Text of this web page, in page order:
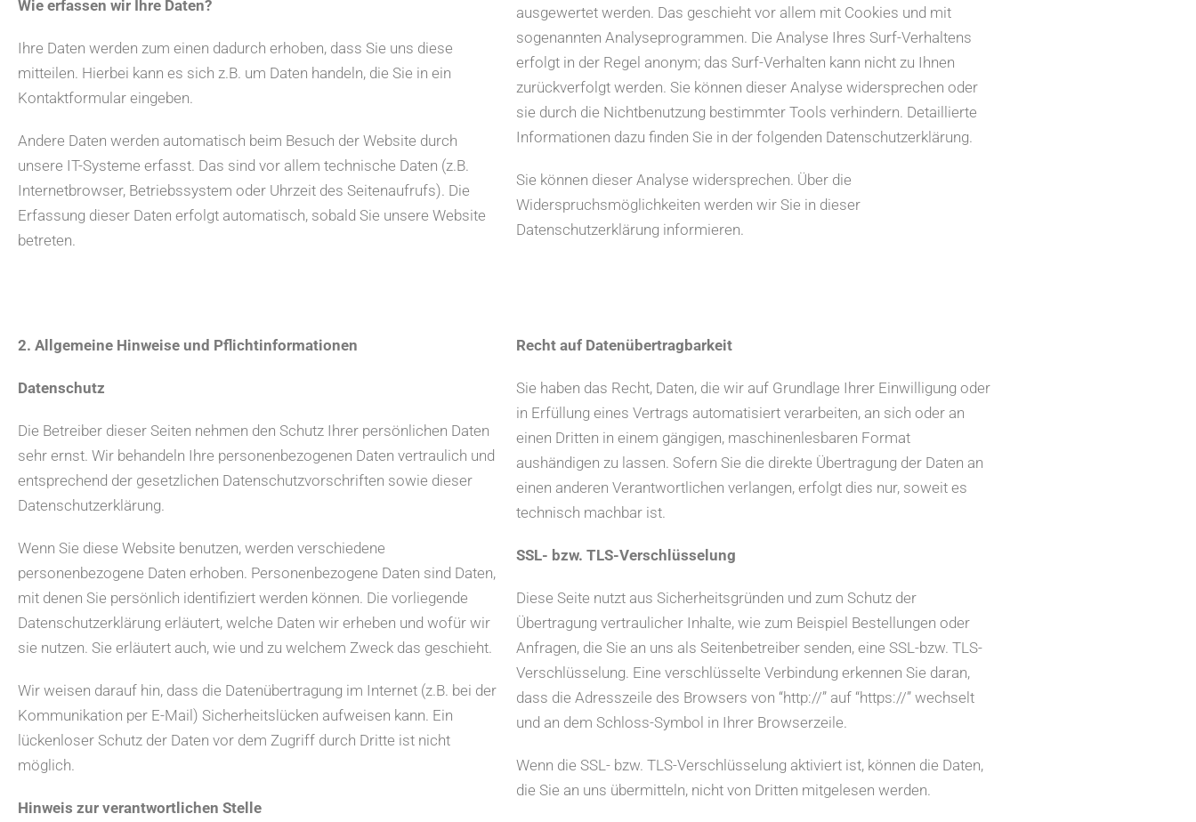
Wie erfassen wir Ihre Daten?
Ihre Daten werden zum einen dadurch erhoben, dass Sie uns diese
mitteilen. Hierbei kann es sich z.B. um Daten handeln, die Sie in ein
Kontaktformular eingeben.
Andere Daten werden automatisch beim Besuch der Website durch
unsere IT-Systeme erfasst. Das sind vor allem technische Daten (z.B.
Internetbrowser, Betriebssystem oder Uhrzeit des Seitenaufrufs). Die
Erfassung dieser Daten erfolgt automatisch, sobald Sie unsere Website
betreten.
ausgewertet werden. Das geschieht vor allem mit Cookies und mit
sogenannten Analyseprogrammen. Die Analyse Ihres Surf-Verhaltens
erfolgt in der Regel anonym; das Surf-Verhalten kann nicht zu Ihnen
zurückverfolgt werden. Sie können dieser Analyse widersprechen oder
sie durch die Nichtbenutzung bestimmter Tools verhindern. Detaillierte
Informationen dazu finden Sie in der folgenden Datenschutzerklärung.
Sie können dieser Analyse widersprechen. Über die
Widerspruchsmöglichkeiten werden wir Sie in dieser
Datenschutzerklärung informieren.
2. Allgemeine Hinweise und Pflichtinformationen
Datenschutz
Die Betreiber dieser Seiten nehmen den Schutz Ihrer persönlichen Daten
sehr ernst. Wir behandeln Ihre personenbezogenen Daten vertraulich und
entsprechend der gesetzlichen Datenschutzvorschriften sowie dieser
Datenschutzerklärung.
Wenn Sie diese Website benutzen, werden verschiedene
personenbezogene Daten erhoben. Personenbezogene Daten sind Daten,
mit denen Sie persönlich identifiziert werden können. Die vorliegende
Datenschutzerklärung erläutert, welche Daten wir erheben und wofür wir
sie nutzen. Sie erläutert auch, wie und zu welchem Zweck das geschieht.
Wir weisen darauf hin, dass die Datenübertragung im Internet (z.B. bei der
Kommunikation per E-Mail) Sicherheitslücken aufweisen kann. Ein
lückenloser Schutz der Daten vor dem Zugriff durch Dritte ist nicht
möglich.
Hinweis zur verantwortlichen Stelle
Recht auf Datenübertragbarkeit
Sie haben das Recht, Daten, die wir auf Grundlage Ihrer Einwilligung oder
in Erfüllung eines Vertrags automatisiert verarbeiten, an sich oder an
einen Dritten in einem gängigen, maschinenlesbaren Format
aushändigen zu lassen. Sofern Sie die direkte Übertragung der Daten an
einen anderen Verantwortlichen verlangen, erfolgt dies nur, soweit es
technisch machbar ist.
SSL- bzw. TLS-Verschlüsselung
Diese Seite nutzt aus Sicherheitsgründen und zum Schutz der
Übertragung vertraulicher Inhalte, wie zum Beispiel Bestellungen oder
Anfragen, die Sie an uns als Seitenbetreiber senden, eine SSL-bzw. TLS-
Verschlüsselung. Eine verschlüsselte Verbindung erkennen Sie daran,
dass die Adresszeile des Browsers von “http://” auf “https://” wechselt
und an dem Schloss-Symbol in Ihrer Browserzeile.
Wenn die SSL- bzw. TLS-Verschlüsselung aktiviert ist, können die Daten,
die Sie an uns übermitteln, nicht von Dritten mitgelesen werden.